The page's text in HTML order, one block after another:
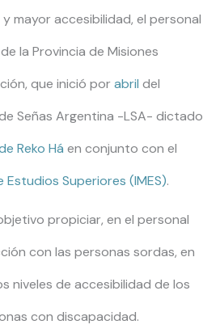
mayor accesibilidad, el personal
la Provincia de Misiones
que inició porabril del
Señas Argentina -LSA- dictado
Reko Há en conjunto con el
Superiores (IMES).
propiciar, en el personal
con las personas sordas, en
niveles de accesibilidad de los
con discapacidad.